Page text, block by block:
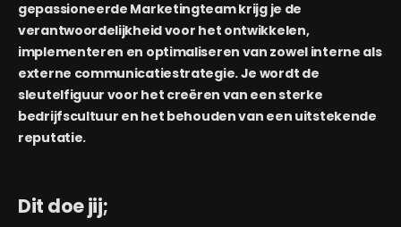
gepassioneerde Marketingteam krijg je de
verantwoordelijkheid voor het ontwikkelen,
implementeren en optimaliseren van zowel interne als
externe communicatiestrategie. Je wordt de
sleutelfiguur voor het creëren van een sterke
bedrijfscultuur en het behouden van een uitstekende
reputatie.
Dit doe jij;